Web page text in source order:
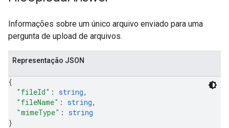
Informações sobre um único arquivo enviado para uma
pergunta de upload de arquivos.
Representação JSON
{
"fileId" : string,
"fileName" : string,
"mimeType" : string
}